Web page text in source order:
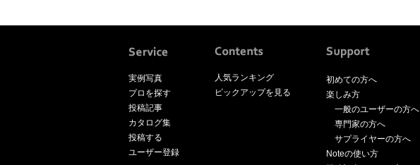
実例写真
プロを探す
投稿記事
カタログ集
投稿する
ユーザー登録
人気ランキング
ピックアップを見る
初めての方へ
楽しみ方
一般のユーザーの方へ
専門家の方へ
サプライヤーの方へ
Noteの使い方